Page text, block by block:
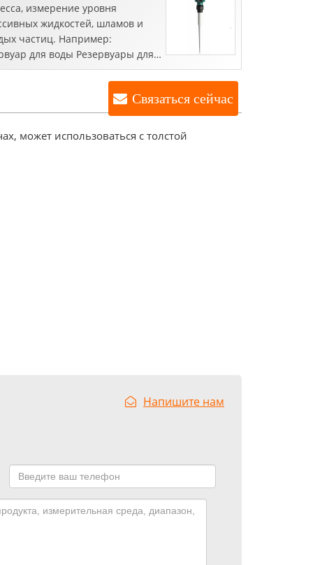
измерение уровня
жидкостей, шламов и
частиц. Например:
для воды Резервуары для
и щелочи, резервуары для
навоза, твердые гранулы,
бензобаки, уровень ...Связаться сейчас
может использоваться с толстой
Напишите нам